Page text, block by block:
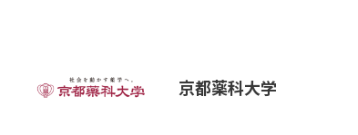
京都薬科大学